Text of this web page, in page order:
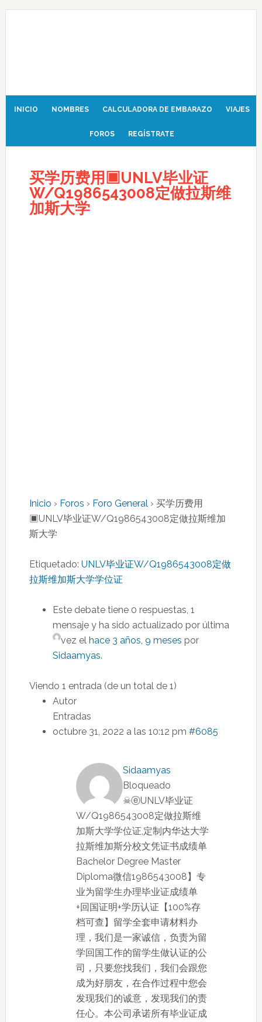
INICIO NOMBRES CALCULADORA DE EMBARAZO VIAJES
FOROS REGÍSTRATE
买学历费用▣UNLV毕业证
W/Q1986543008定做拉斯维
加斯大学
Inicio › Foros › Foro General › 买学历费用
▣UNLV毕业证W/Q1986543008定做拉斯维加
斯大学
Etiquetado: UNLV毕业证W/Q1986543008定做
拉斯维加斯大学学位证
Este debate tiene 0 respuestas, 1
mensaje y ha sido actualizado por última
vez el hace 3 años, 9 meses por
Sidaamyas.
Viendo 1 entrada (de un total de 1)
Autor
Entradas
octubre 31, 2022 a las 10:12 pm #6085
Sidaamyas
Bloqueado
☠ⓔUNLV毕业证
W/Q1986543008定做拉斯维
加斯大学学位证,定制内华达大学
拉斯维加斯分校文凭证书成绩单
Bachelor Degree Master
Diploma微信1986543008】专
业为留学生办理毕业证成绩单
+回国证明+学历认证【100%存
档可查】留学全套申请材料办
理，我们是一家诚信，负责为留
学回国工作的留学生做认证的公
司，只要您找我们，我们会跟您
成为好朋友，在合作过程中您会
发现我们的诚意，发现我们的责
任心。本公司承诺所有毕业证成